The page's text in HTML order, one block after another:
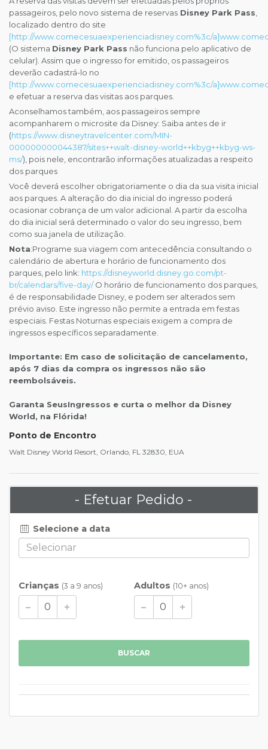
passageiros, pelo novo sistema de reservas Disney Park Pass
localizado dentro do site
[http://www.comecesuaexperienciadisney.com%3c/
(O sistema Disney Park Pass não funciona pelo aplicativo de
celular). Assim que o ingresso for emitido, os passageiros
deverão cadastrá-lo no
[http://www.comecesuaexperienciadisney.com%3c/
e efetuar a reserva das visitas aos parques.
Aconselhamos também, aos passageiros sempre
acompanharem o microsite da Disney: Saiba antes de ir
(https://www.disneytravelcenter.com/MIN-
000000000044387/sites++walt-disney-world++kbyg++kbyg-ws-
ms/), pois nele, encontrarão informações atualizadas a respeito
dos parques
Você deverá escolher obrigatoriamente o dia da sua visita inicial
aos parques. A alteração do dia inicial do ingresso poderá
ocasionar cobrança de um valor adicional. A partir da escolha
do dia inicial será determinado o valor do seu ingresso, bem
como sua janela de utilização.
Nota:Programe sua viagem com antecedência consultando o
calendário de abertura e horário de funcionamento dos
parques, pelo link: https://disneyworld.disney.go.com/pt-
br/calendars/five-day/O horário de funcionamento dos parques,
é de responsabilidade Disney, e podem ser alterados sem
prévio aviso. Este ingresso não permite a entrada em festas
especiais. Festas Noturnas especiais exigem a compra de
ingressos específicos separadamente.
Importante: Em caso de solicitação de cancelamento,
após 7 dias da compra os ingressos não são
reembolsáveis.
Garanta SeusIngressos e curta o melhor da Disney
World, na Flórida!
Ponto de Encontro
Walt Disney World Resort, Orlando, FL 32830, EUA
- Efetuar Pedido -
Selecione a data
Crianças (3 a 9 anos) Adultos (10+ anos)
BUSCAR